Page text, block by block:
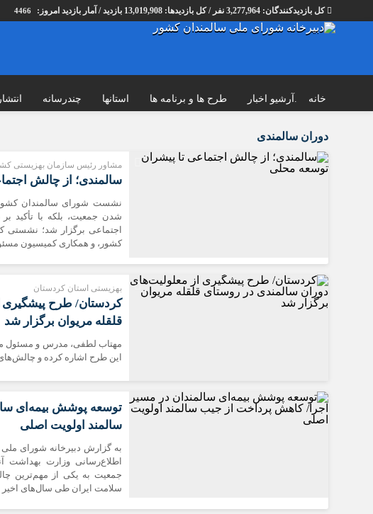
کل بازدیدکنند‌گان: 3,277,964 نفر / کل بازدیدها: 13,019,908 بازدید / آمار بازدید امروز: 4466
خانه .آرشیو اخبار طرح ها و برنامه ها استانها چندرسانه
.آرشیو اخبار
اخبار حوزه دبیرخانه
اخبار حوزه دوستدار سالمند
آمار سالمندی
نشریه اینترنتی شمس
آتلیه عکس سالمندی
گالری عکس
رادیو شمس
عکس روز
گردشگری سالمندان
بولتن خبری
دوران سالمندی
مشاور رئیس سازمان بهزیستی
سالمندی؛ از چالش
نشست شورای سالمندان کشور
شدن جمعیت، بلکه با تأکید
اجتماعی برگزار شد؛ نشستی
کشور، و همکاری کمیسیون
بهزیستی استان کردستان
کردستان/ طرح پیشگیری
قلقله مریوان برگزار شد
این طرح اشاره کرده و
توسعه پوشش بیمه‌ای
سالمند اولویت‌ اصلی
به گزارش دبیرخانه شورای ملی
اطلاع‌رسانی وزارت بهداشت
جمعیت به یکی از مهم‌ترین
سلامت ایران طی سال‌های اخیر